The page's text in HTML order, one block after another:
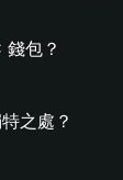
錢包？
之處？